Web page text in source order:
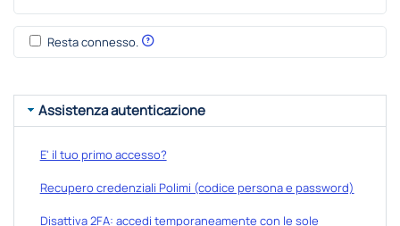
Resta connesso.
Assistenza autenticazione
E' il tuo primo accesso?
Recupero credenziali Polimi (codice persona e password)
Disattiva 2FA: accedi temporaneamente con le sole